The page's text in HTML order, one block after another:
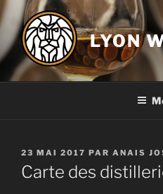
Aller
au
contenu
principal
LYON
PUBLIÉ
LE
23 MAI 2017 PAR ANAIS
Carte des